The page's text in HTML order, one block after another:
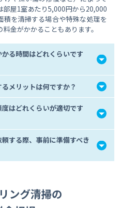
部屋1室あたり5,000円から20,000
積を清掃する場合や特殊な処理を
金がかかることもあります。
る時間はどれくらいです
メリットは何ですか？
はどれくらいが適切です
する際、事前に準備すべき
ング清掃の